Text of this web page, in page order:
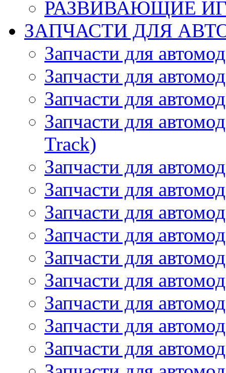
РАЗВИВАЮЩИЕ
ЗАПЧАСТИ ДЛЯ
Запчасти для
Запчасти для
Запчасти для
Запчасти для
Track)
Запчасти для
Запчасти для
Запчасти для
Запчасти для
Запчасти для
Запчасти для
Запчасти для
Запчасти для
Запчасти для